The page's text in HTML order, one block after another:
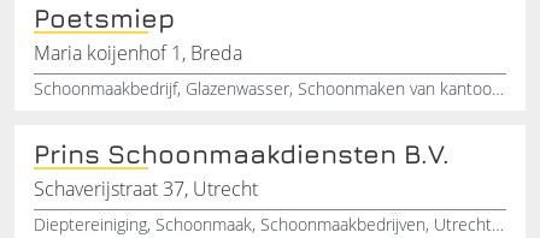
Poetsmiep
Maria koijenhof 1, Breda
Schoonmaakbedrijf, Glazenwasser, Schoonmaken van kantoorpanden, Schoonmaken van scholen, Reinigen van zonnepanelen, Schoonmaken van dakkapel, Legen van dakgoten, Ramen lappen binnen en buiten, Steriele schoonmaak
Prins Schoonmaakdiensten B.V.
Schaverijstraat 37, Utrecht
Dieptereiniging, Schoonmaak, Schoonmaakbedrijven, Utrecht, Bedrijven, Glasbewassing, Gevelreiniging, Schoonmaakonderhoud, Glazenwassen, Kantoren